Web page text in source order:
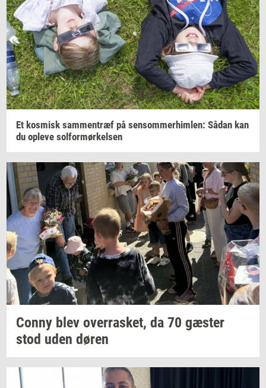
Et kos­misk sam­men­træf på sen­som­mer­him­len: Sådan kan
du op­le­ve sol­for­mør­kel­sen
Conny blev over­ra­sket, da 70 gæ­ster
stod uden døren